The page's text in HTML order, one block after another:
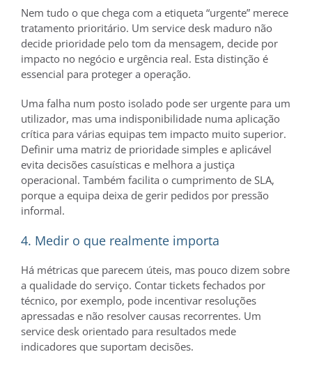
Nem tudo o que chega com a etiqueta “urgente” merece
tratamento prioritário. Um service desk maduro não
decide prioridade pelo tom da mensagem, decide por
impacto no negócio e urgência real. Esta distinção é
essencial para proteger a operação.
Uma falha num posto isolado pode ser urgente para um
utilizador, mas uma indisponibilidade numa aplicação
crítica para várias equipas tem impacto muito superior.
Definir uma matriz de prioridade simples e aplicável
evita decisões casuísticas e melhora a justiça
operacional. Também facilita o cumprimento de SLA,
porque a equipa deixa de gerir pedidos por pressão
informal.
4. Medir o que realmente importa
Há métricas que parecem úteis, mas pouco dizem sobre
a qualidade do serviço. Contar tickets fechados por
técnico, por exemplo, pode incentivar resoluções
apressadas e não resolver causas recorrentes. Um
service desk orientado para resultados mede
indicadores que suportam decisões.